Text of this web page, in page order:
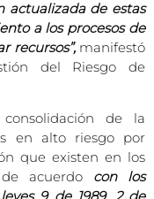
actualizada de estas
a los procesos de
recursos”, manifestó
del Riesgo de
de la
en alto riesgo por
que existen en los
acuerdo con los